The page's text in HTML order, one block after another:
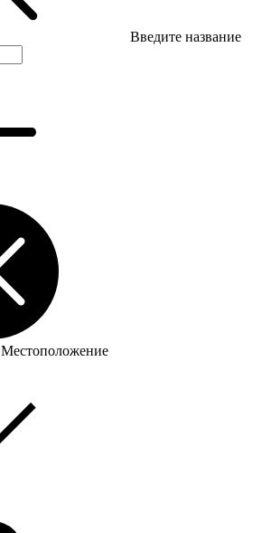
Введите название
Местоположение